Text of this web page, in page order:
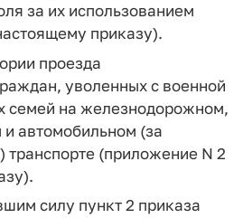
за их использованием
приказу).
проезда
уволенных с военной
семей на железнодорожном,
автомобильном (за
транспорте (приложение N 2
силу пункт 2 приказа